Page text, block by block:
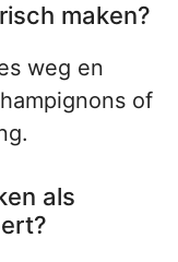
maken?
weg en
of
als